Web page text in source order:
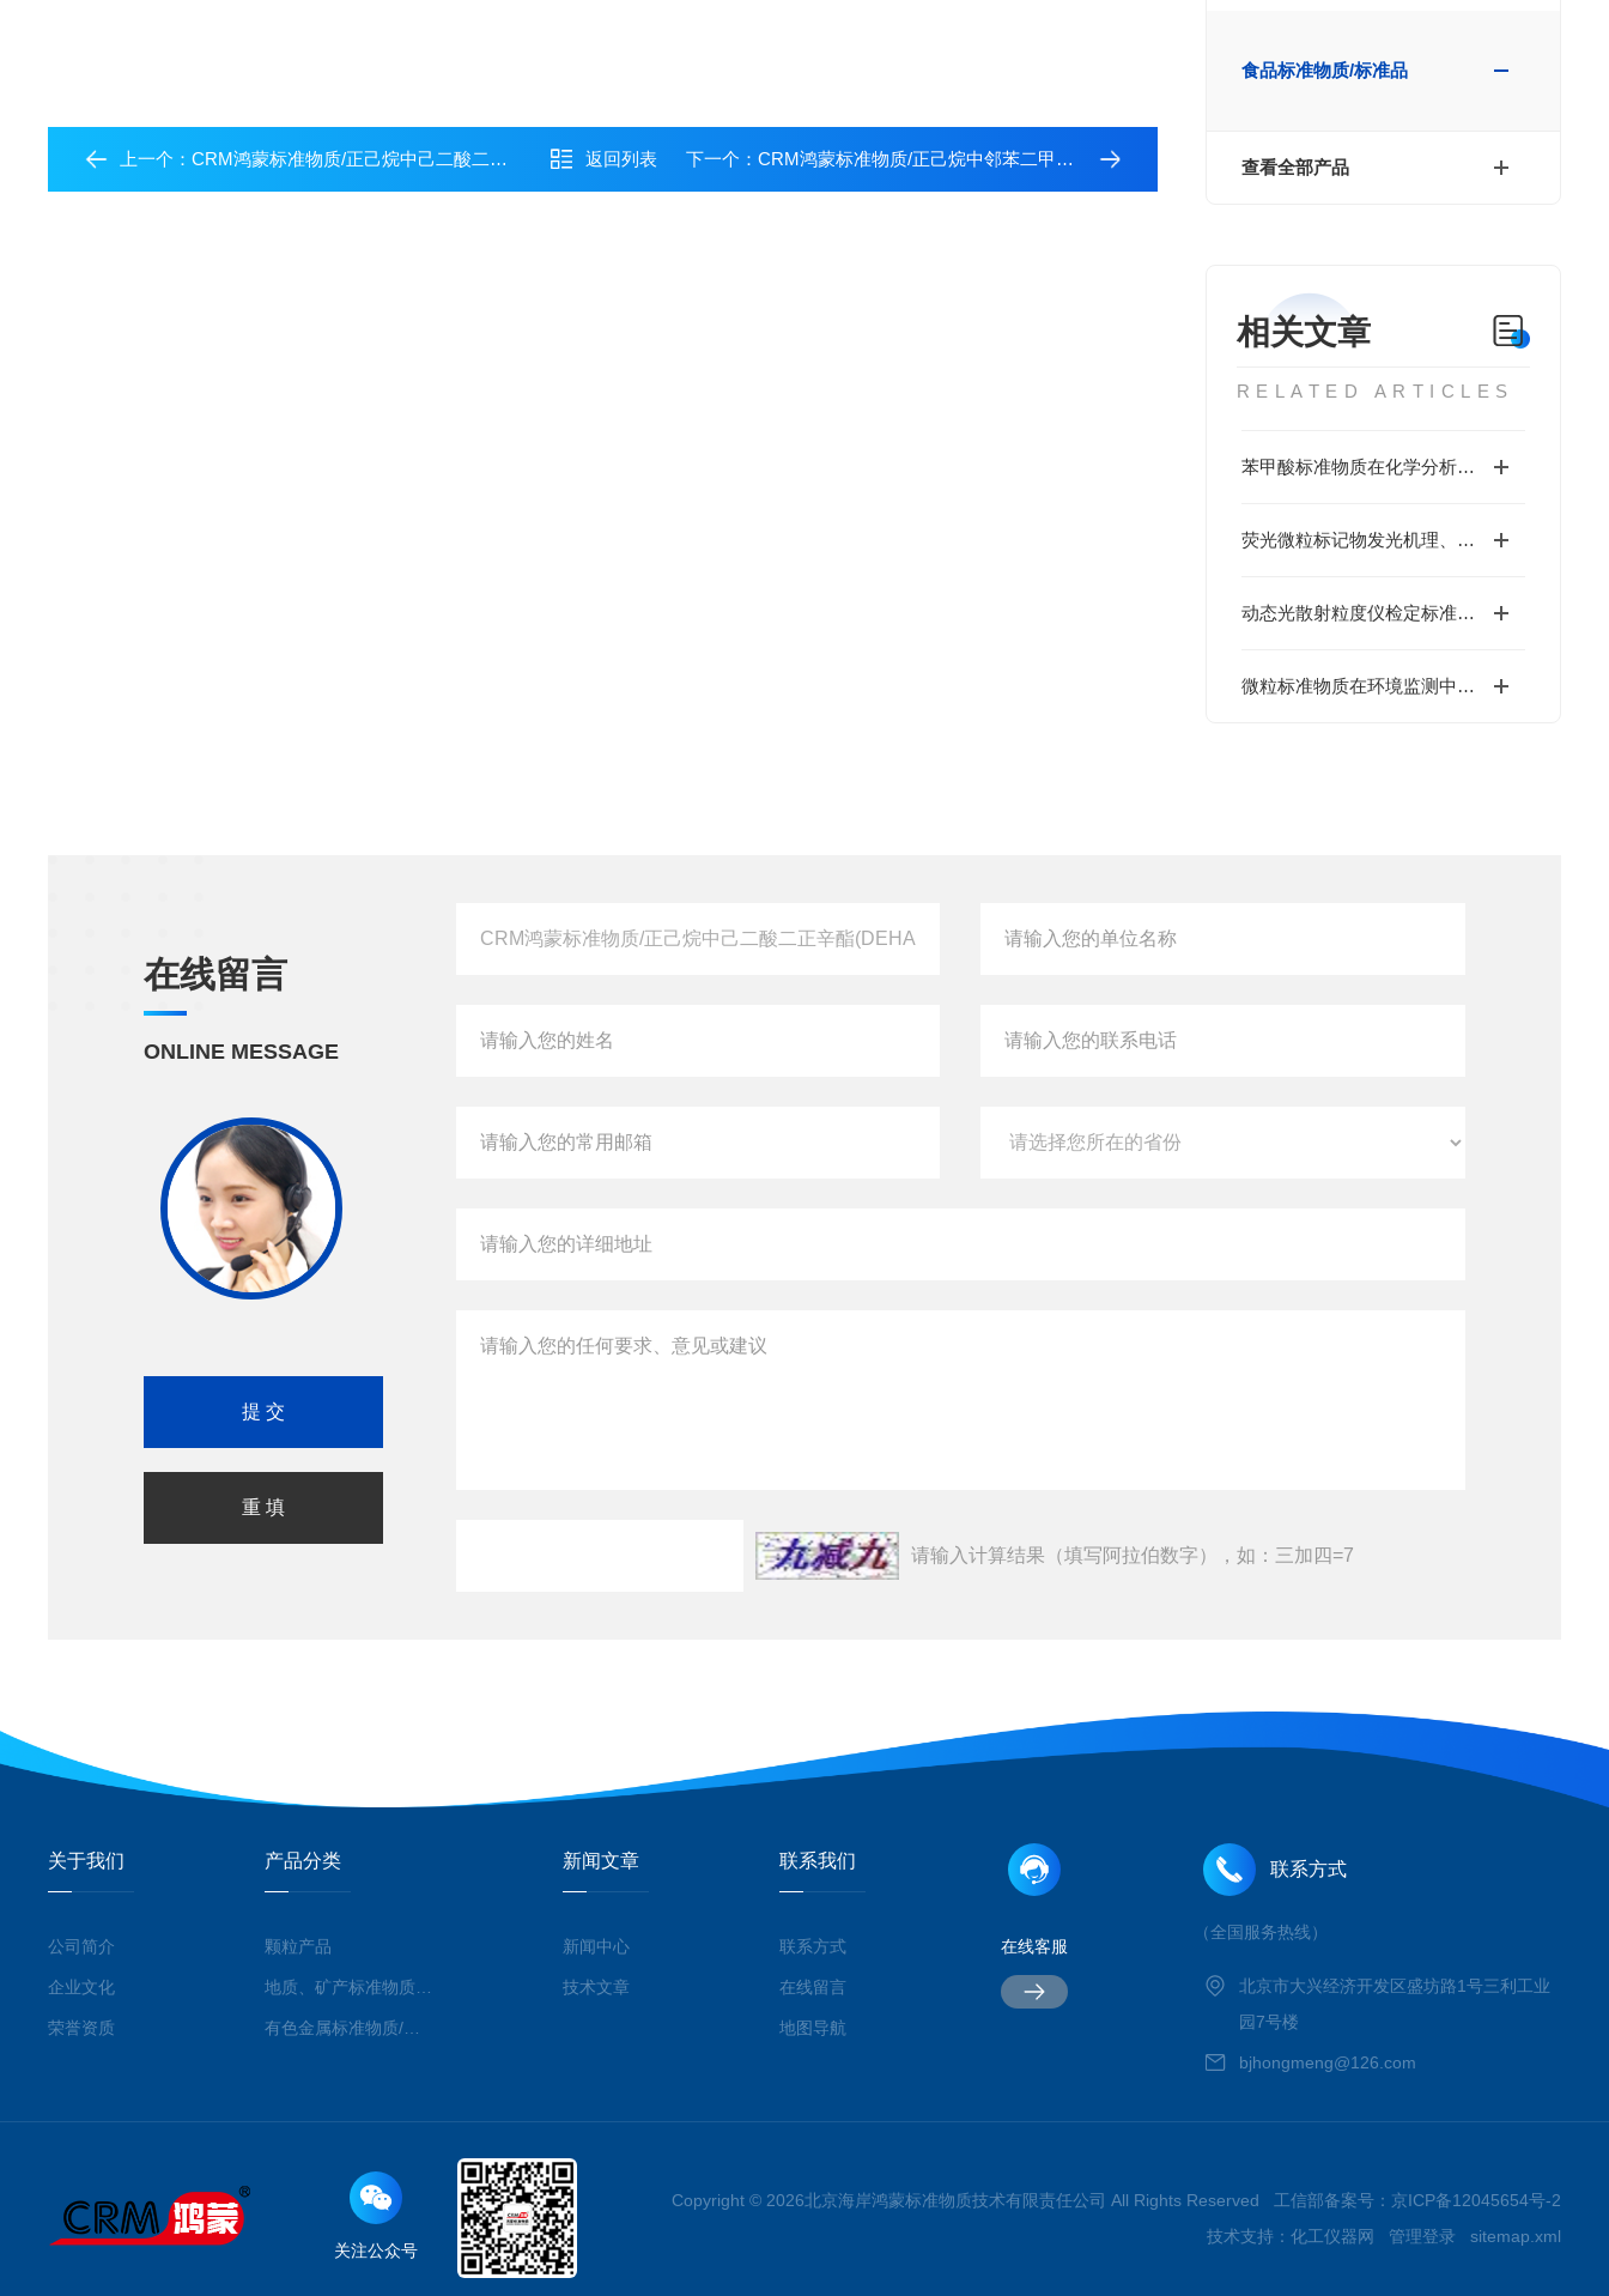
食品标准物质/标准品
查看全部产品
相关文章
RELATED ARTICLES
苯甲酸标准物质在化学分析中的应用
荧光微粒标记物发光机理、制备工艺与关键质控要点
动态光散射粒度仪检定标准物质技术
微粒标准物质在环境监测中的应用
上一个：CRM鸿蒙标准物质/正己烷中己二酸二正辛酯(DEHA)溶液标准物质500μg/mL5mL 返回列表 下一个： CRM鸿蒙标准物质/正己烷中邻苯二甲酸二丁酯溶液标准物质100μg/mL2mL
在线留言
ONLINE MESSAGE
请输入计算结果（填写阿拉伯数字），如：三加四=7
关于我们
公司简介
企业文化
荣誉资质
产品分类
颗粒产品
有色金属标准物质/标准品
新闻文章
新闻中心
技术文章
联系我们
联系方式
在线留言
地图导航
在线客服
联系方式
（全国服务热线）
北京市大兴经济开发区盛坊路1号三利工业
园7号楼
bjhongmeng@126.com
关注公众号
Copyright © 2026北京海岸鸿蒙标准物质技术有限责任公司 All Rights Reserved 工信部备案号： 京ICP备12045654号-2
技术支持： 化工仪器网 管理登录 sitemap.xml